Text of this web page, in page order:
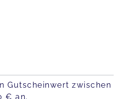
Gutscheinwert zwischen
€ an.